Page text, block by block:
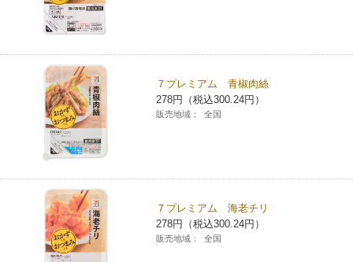
７プレミアム 青椒肉絲
278円（税込300.24円）
販売地域： 全国
７プレミアム 海老チリ
278円（税込300.24円）
販売地域： 全国